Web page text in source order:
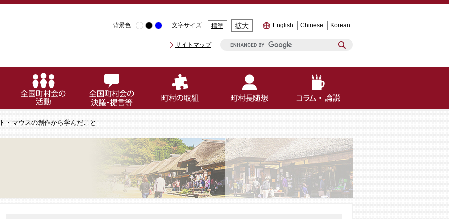
背景色 文字サイズ 標準 拡大 English Chinese Korean
サイトマップ
・マウスの創作から学んだこと